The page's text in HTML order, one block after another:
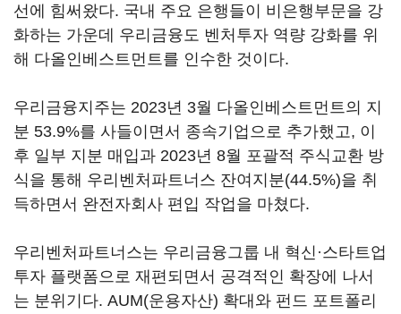
선에 힘써왔다. 국내 주요 은행들이 비은행부문을 강
화하는 가운데 우리금융도 벤처투자 역량 강화를 위
해 다올인베스트먼트를 인수한 것이다.
우리금융지주는 2023년 3월 다올인베스트먼트의 지
분 53.9%를 사들이면서 종속기업으로 추가했고, 이
후 일부 지분 매입과 2023년 8월 포괄적 주식교환 방
식을 통해 우리벤처파트너스 잔여지분(44.5%)을 취
득하면서 완전자회사 편입 작업을 마쳤다.
우리벤처파트너스는 우리금융그룹 내 혁신·스타트업
투자 플랫폼으로 재편되면서 공격적인 확장에 나서
는 분위기다. AUM(운용자산) 확대와 펀드 포트폴리